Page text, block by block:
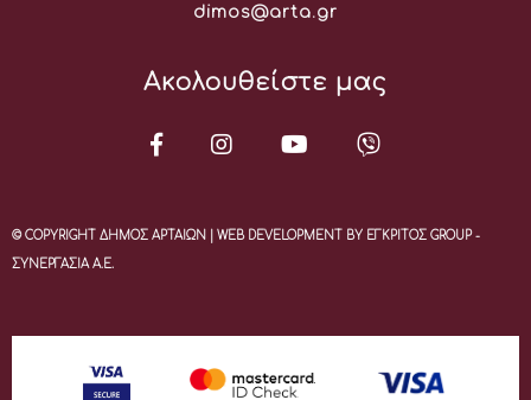
Email:
dimos@arta.gr
Ακολουθείστε μας
© COPYRIGHT ΔΗΜΟΣ ΑΡΤΑΙΩΝ | WEB DEVELOPMENT BY ΕΓΚΡΙΤΟΣ GROUP -
ΣΥΝΕΡΓΑΣΙΑ Α.Ε.